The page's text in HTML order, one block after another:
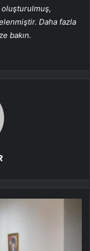
oluşturulmuş,
Daha fazla
bakın.